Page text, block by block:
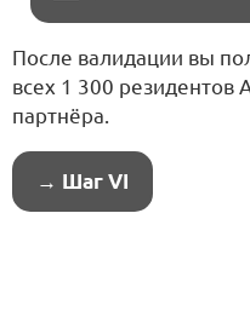
После валидации вы
всех 1 300 резидентов
партнёра.
→ Шаг VI